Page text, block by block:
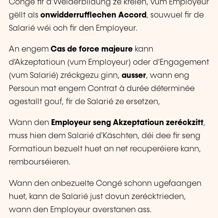
Congé fir d'Weiderbildung ze kréien, vum Employeur
gëllt als onwidderrufflechen Accord , souwuel fir de
Salarié wéi och fir den Employeur.
An engem Cas de force majeure kann
d'Akzeptatioun (vum Employeur) oder d'Engagement
(vum Salarié) zréckgezu ginn, ausser, wann eng
Persoun mat engem Contrat à durée déterminée
agestallt gouf, fir de Salarié ze ersetzen,
Wann den Employeur seng Akzeptatioun zeréckzitt,
muss hien dem Salarié d'Käschten, déi dee fir seng
Formatioun bezuelt huet an net recuperéiere kann,
rembourséieren.
Wann den onbezuelte Congé schonn ugefaangen
huet, kann de Salarié just dovun zerécktrieden,
wann den Employeur averstanen ass.